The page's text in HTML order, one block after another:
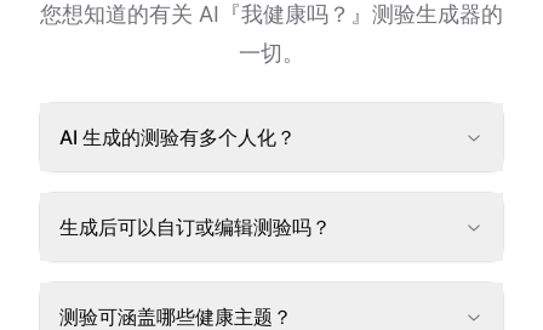
您想知道的有关 AI『我健康吗？』测验生成器的
一切。
AI 生成的测验有多个人化？
生成后可以自订或编辑测验吗？
测验可涵盖哪些健康主题？